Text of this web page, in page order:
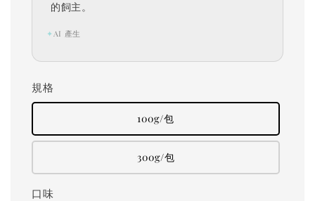
的飼主。
✦ AI 產生
規格
100g/包
300g/包
口味